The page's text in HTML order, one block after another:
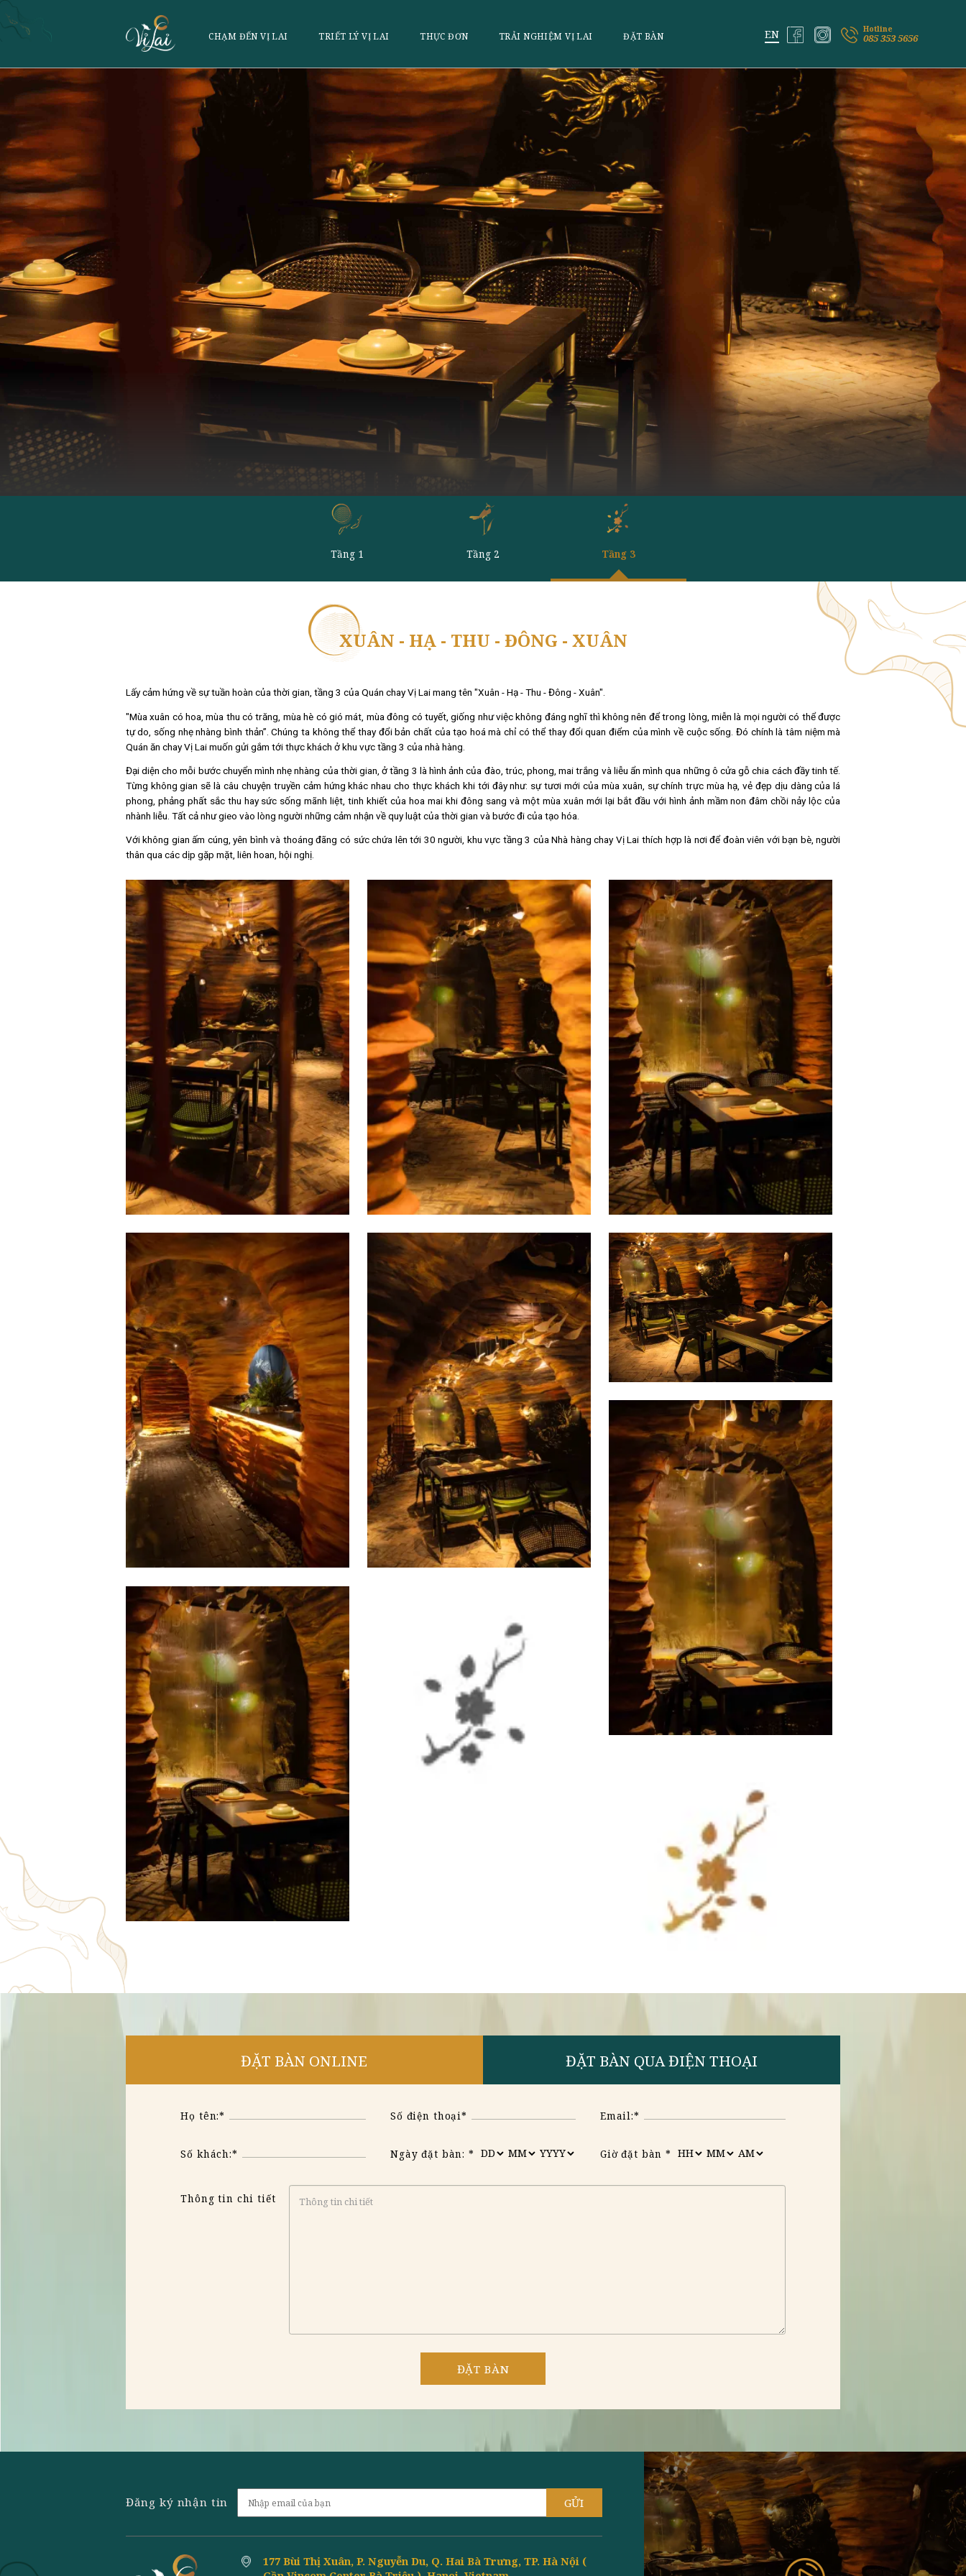
CHẠM ĐẾN VỊ LAI TRIẾT LÝ VỊ LAI THỰC ĐƠN TRẢI NGHIỆM VỊ LAI ĐẶT BÀN
Tầng 1 Tầng 2
XUÂN - HẠ - THU - ĐÔNG - XUÂN
Lấy cảm hứng về sự tuần hoàn của thời gian, tầng 3 của Quán chay Vị Lai mang tên "Xuân - Hạ - Thu - Đông - Xuân".
"Mùa xuân có hoa, mùa thu có trăng, mùa hè có gió mát, mùa đông có tuyết, giống như việc không đáng nghĩ thì không nên để trong lòng, miễn là mọi người có thể
tự do, sống nhẹ nhàng bình thản”. Chúng ta không thể thay đổi bản chất của tạo hoá mà chỉ có thể thay đổi quan điểm của mình về cuộc sống. Đó chính là tâm
Quán ăn chay Vị Lai muốn gửi gắm tới thực khách ở khu vực tầng 3 của nhà hàng.
Đại diện cho mỗi bước chuyển mình nhẹ nhàng của thời gian, ở tầng 3 là hình ảnh của đào, trúc, phong, mai trắng và liễu ẩn mình qua những ô cửa gỗ chia cách đầy
Từng không gian sẽ là câu chuyện truyền cảm hứng khác nhau cho thực khách khi tới đây như: sự tươi mới của mùa xuân, sự chính trực mùa hạ, vẻ đẹp dịu dàng
phong, phảng phất sắc thu hay sức sống mãnh liệt, tinh khiết của hoa mai khi đông sang và một mùa xuân mới lại bắt đầu với hình ảnh mầm non đâm chồi nảy
nhành liễu. Tất cả như gieo vào lòng người những cảm nhận về quy luật của thời gian và bước đi của tạo hóa.
Với không gian ấm cúng, yên bình và thoáng đãng có sức chứa lên tới 30 người, khu vực tầng 3 của Nhà hàng chay Vị Lai thích hợp là nơi để đoàn viên với bạn bè,
thân qua các dịp gặp mặt, liên hoan, hội nghị.
ĐẶT BÀN QUA ĐIỆN THOẠI
Họ tên:* Số điện thoại* Email:*
Số khách:* Ngày đặt bàn:* Giờ đặt bàn*